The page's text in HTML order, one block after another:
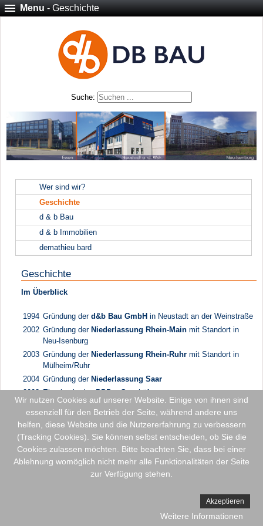
Menu- Geschichte
Suche:
Wer sind wir?
Geschichte
d & b Bau
d & b Immobilien
demathieu bard
Geschichte
Im Überblick
1994 Gründung der d&b Bau GmbHin Neustadt an der Weinstraße
2002 Gründung der Niederlassung Rhein-Mainmit Standort in
Neu-Isenburg
2003 Gründung der Niederlassung Rhein-Ruhrmit Standort in
Mülheim/Ruhr
2004 Gründung der Niederlassung Saar
2008 Einstieg in das PPP – Geschäft
2012 Gründung derd&b Immobilien GmbH. Einstieg in das
Immobiliengeschäft
2013
Verlegung derNiederlassung Rhein-Ruhrnach Essen
© 2026 d & b Bau Gruppe
Wir nutzen Cookies auf unserer Website. Einige von ihnen sind
essenziell für den Betrieb der Seite, während andere uns
helfen, diese Website und die Nutzererfahrung zu verbessern
(Tracking Cookies). Sie können selbst entscheiden, ob Sie die
Cookies zulassen möchten. Bitte beachten Sie, dass bei einer
Ablehnung womöglich nicht mehr alle Funktionalitäten der Seite
zur Verfügung stehen.
Akzeptieren
Weitere Informationen